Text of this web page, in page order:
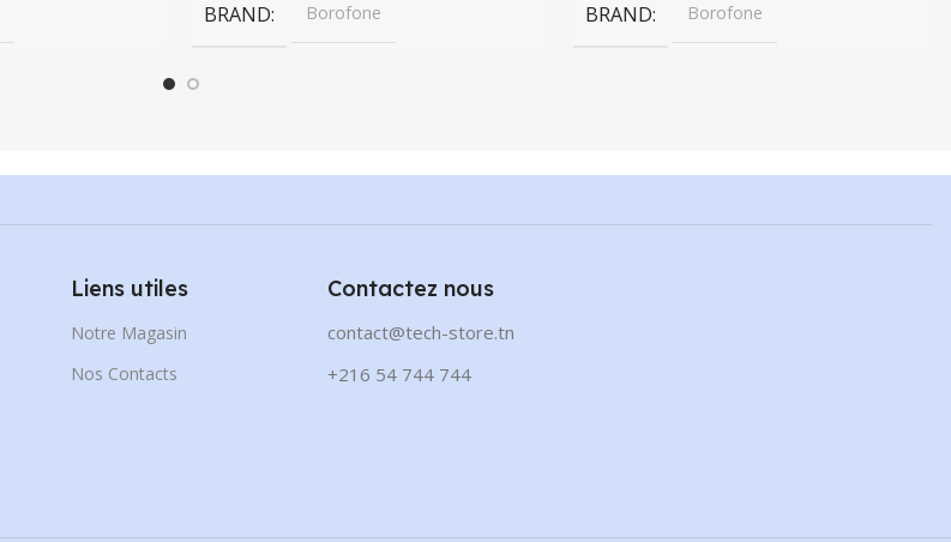
BRAND Borofone BRAND Borofone
Liens utiles
Notre Magasin
Nos Contacts
Contactez nous
contact@tech-store.tn
+216 54 744 744